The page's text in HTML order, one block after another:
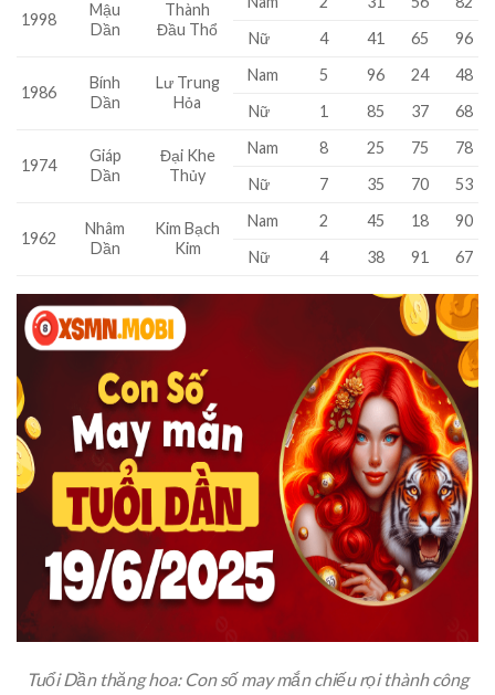
1998
Mậu
Dần
Thành
Đầu Thổ
Nữ
4 41 65 96
1986
Bính
Dần
Lư Trung
Hỏa
Nam 5 96 24
48
Nữ
1 85 37 68
1974
Giáp
Dần
Đại Khe
Thủy
Nam 8 25 75
78
Nữ
7 35 70 53
1962
Nhâm
Dần
Kim Bạch
Kim
Nam 2 45 18
90
Nữ
4 38 91 67
Tuổi Dần thăng hoa: Con số may mắn chiếu rọi thành công